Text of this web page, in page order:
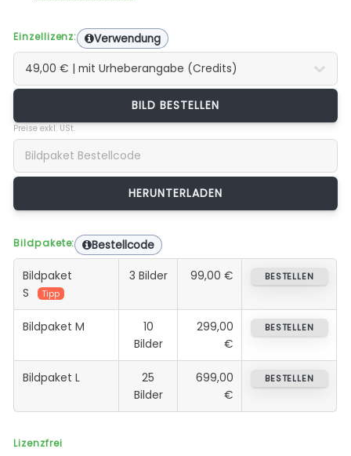
Einzellizenz: Verwendung
BILD BESTELLEN
Preise exkl. USt.
Bildpakete: Bestellcode
Bildpaket
S
Tipp
3 Bilder 99,00 € BESTELLEN
Bildpaket M
10
Bilder
299,00
€
BESTELLEN
Bildpaket L
25
Bilder
699,00
€
BESTELLEN
Lizenzfrei